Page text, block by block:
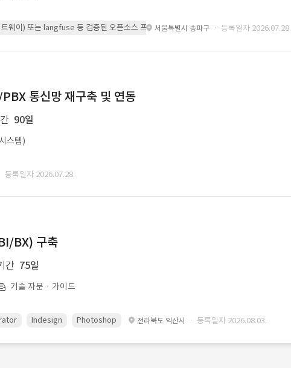
웨이) 또는 langfuse 등 검증된 오픈소스 프레임워크를 기반으로 시스템을 구축
서울특별시 송파구 · 등록일자 2026.07.28.
통신망 재구축 및 연동
90일
스템)
등록일자 2026.07.28.
BX) 구축
간 75일
기술 자문ㆍ가이드
Indesign Photoshop 전라북도 익산시 · 등록일자 2026.08.03.